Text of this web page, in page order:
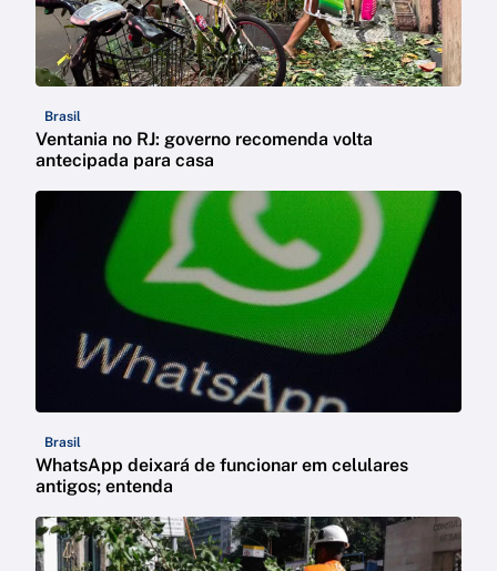
Brasil
Ventania no RJ: governo recomenda volta
antecipada para casa
Brasil
WhatsApp deixará de funcionar em celulares
antigos; entenda